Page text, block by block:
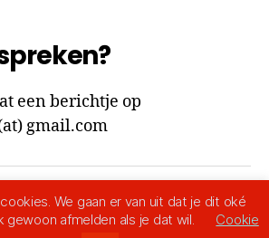
een berichtje op
gmail.com
Omhoog↑
We gaan er van uit dat je dit oké
gewoon afmelden als je dat wil.
Cookie